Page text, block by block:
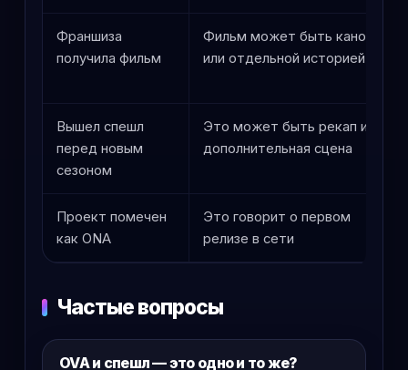
Франшиза
получила фильм
Фильм может быть каноном
или отдельной историей
Вышел спешл
перед новым
сезоном
Это может быть рекап или
дополнительная сцена
Проект помечен
как ONA
Это говорит о первом
релизе в сети
Частые вопросы
OVA и спешл — это одно и то же?